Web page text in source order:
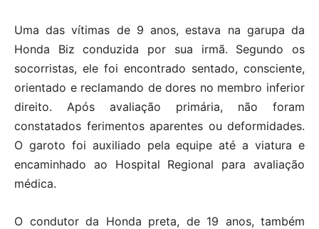
Uma das vítimas de 9 anos, estava na garupa da
Honda Biz conduzida por sua irmã. Segundo os
socorristas, ele foi encontrado sentado, consciente,
orientado e reclamando de dores no membro inferior
direito. Após avaliação primária, não foram
constatados ferimentos aparentes ou deformidades.
O garoto foi auxiliado pela equipe até a viatura e
encaminhado ao Hospital Regional para avaliação
médica.
O condutor da Honda preta, de 19 anos, também